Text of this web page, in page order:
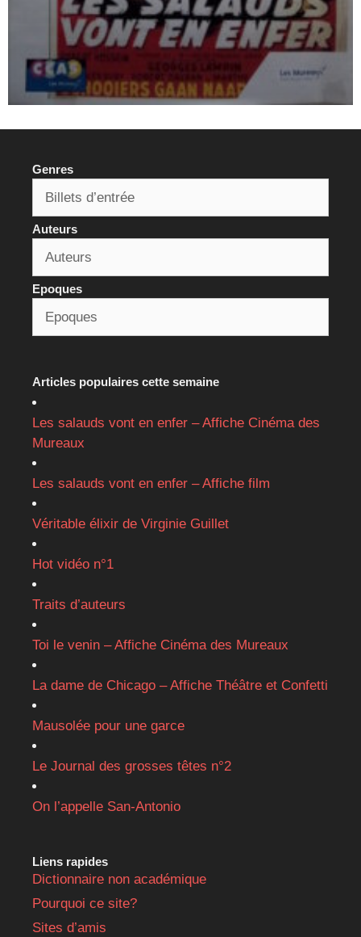
Genres
Auteurs
Epoques
Articles populaires cette semaine
Les salauds vont en enfer – Affiche Cinéma des
Mureaux
Les salauds vont en enfer – Affiche film
Véritable élixir de Virginie Guillet
Hot vidéo n°1
Traits d’auteurs
Toi le venin – Affiche Cinéma des Mureaux
La dame de Chicago – Affiche Théâtre et Confetti
Mausolée pour une garce
Le Journal des grosses têtes n°2
On l’appelle San-Antonio
Liens rapides
Dictionnaire non académique
Pourquoi ce site?
Sites d’amis